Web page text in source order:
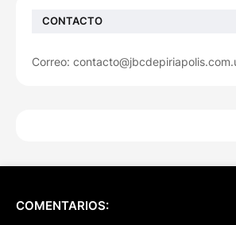
CONTACTO
Correo:
COMENTARIOS: